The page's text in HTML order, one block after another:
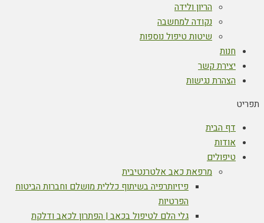
הריון ולידה
נקודה למחשבה
שיטות טיפול נוספות
חנות
יצירת קשר
הצהרת נגישות
תפריט
דף הבית
אודות
טיפולים
מרפאת כאב אלטרנטיבית
פיזיותרפיה בשיתוף כללית מושלם וחברות הביטוח
הפרטיות
גלי הלם לטיפול בכאב | הפתרון לכאב ודלקת